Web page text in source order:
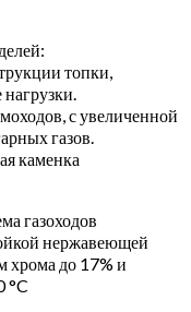
топки,
с увеличенной
газов.
каменка
газоходов
нержавеющей
хрома до 17% и
°C